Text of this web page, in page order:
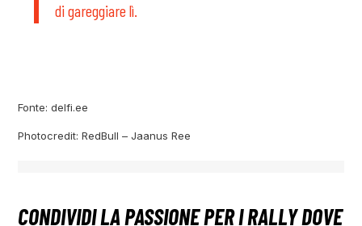
di gareggiare lì.
Fonte: delfi.ee
Photocredit: RedBull – Jaanus Ree